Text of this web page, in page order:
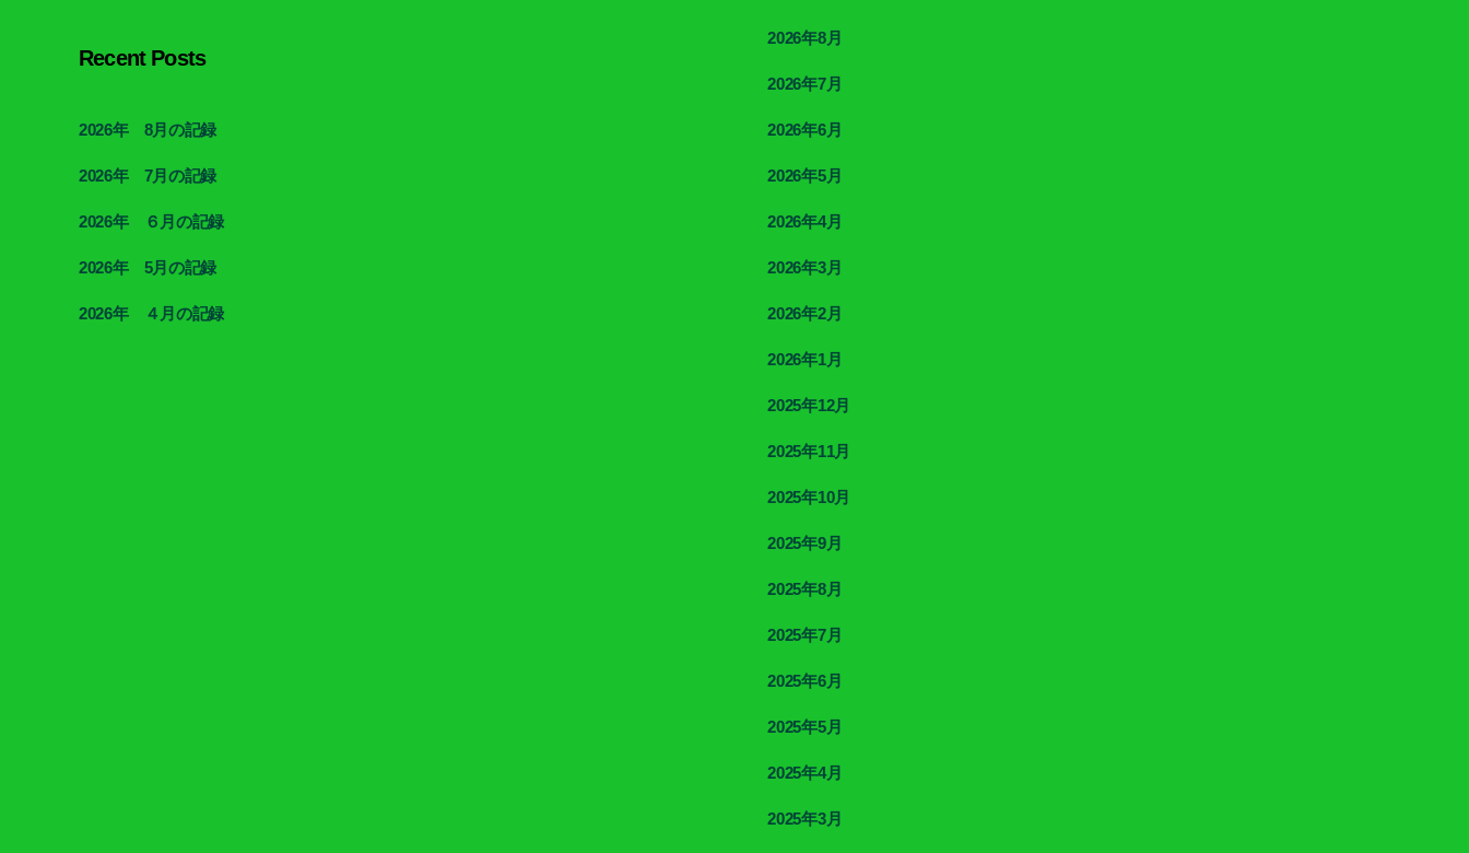
Recent Posts
2026年 8月の記録
2026年 7月の記録
2026年 ６月の記録
2026年 5月の記録
2026年 ４月の記録
2026年8月
2026年7月
2026年6月
2026年5月
2026年4月
2026年3月
2026年2月
2026年1月
2025年12月
2025年11月
2025年10月
2025年9月
2025年8月
2025年7月
2025年6月
2025年5月
2025年4月
2025年3月